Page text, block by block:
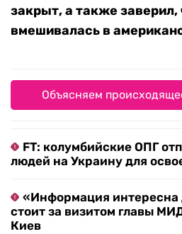
закрыт, а также заверил,
вмешивалась в
Объясняем
FT: колумбийские ОПГ
людей на Украину для
«Информация
стоит за визитом главы
Киев